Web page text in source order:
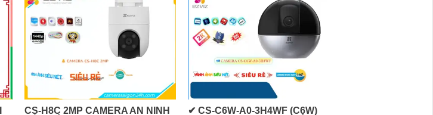
CS-H8C 2MP CAMERA AN NINH
✔ CS-C6W-A0-3H4WF (C6W)